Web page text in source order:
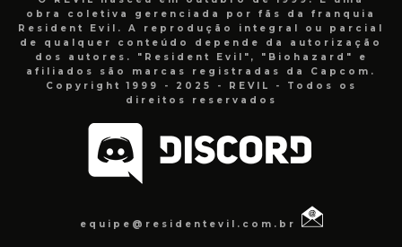
obra coletiva gerenciada por fãs da franquia
Resident Evil. A reprodução integral ou parcial
de qualquer conteúdo depende da autorização
dos autores. "Resident Evil", "Biohazard" e
afiliados são marcas registradas da Capcom.
Copyright 1999 - 2025 - REVIL - Todos os
direitos reservados
equipe@residentevil.com.br